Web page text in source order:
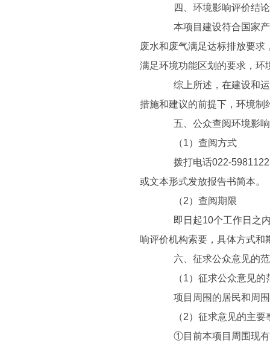
四、环境影响评价结论
本项目建设符合国家产
废水和废气满足达标排放要求
满足环境功能区划的要求，环
综上所述，在建设和运
措施和建议的前提下，环境制
五、公众查阅环境影响
（1）查阅方式
拨打电话022-59811225
或文本形式发放报告书简本。
（2）查阅期限
即日起10个工作日之内
响评价机构索要，具体方式和
六、征求公众意见的范
（1）征求公众意见的
项目周围的居民和周围
（2）征求意见的主要
①目前本项目周围现有